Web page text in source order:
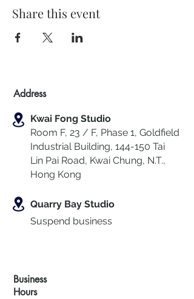
Share this event
Address
Kwai Fong Studio
Room F, 23 / F, Phase 1, Goldfield
Industrial Building, 144-150 Tai
Lin Pai Road, Kwai Chung, N.T.,
Hong Kong
Quarry Bay Studio
Suspend business
Business
Hours